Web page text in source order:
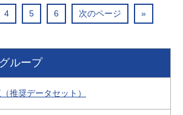
4 5 6 次のページ »
ループ
推奨データセット）